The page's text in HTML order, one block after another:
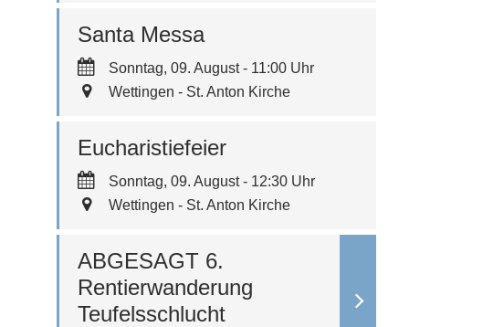
Sonntag, 09. August - 11:00 Uhr
Wettingen - St. Anton Kirche
Santa Messa
Sonntag, 09. August - 12:30 Uhr
Wettingen - St. Anton Kirche
Eucharistiefeier
ABGESAGT 6.
Rentierwanderung
Teufelsschlucht